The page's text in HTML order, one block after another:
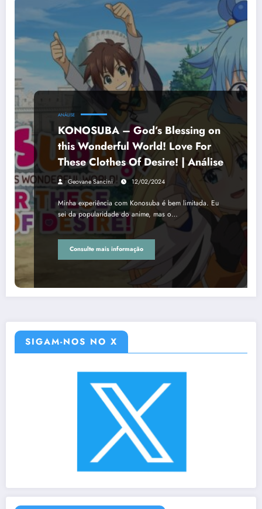
ANÁLISE
KONOSUBA – God’s Blessing on
this Wonderful World! Love For
These Clothes Of Desire! | Análise
Geovane Sancini 12/02/2024
Minha experiência com Konosuba é bem limitada. Eu
sei da popularidade do anime, mas o…
Consulte mais informação
SIGAM-NOS NO X